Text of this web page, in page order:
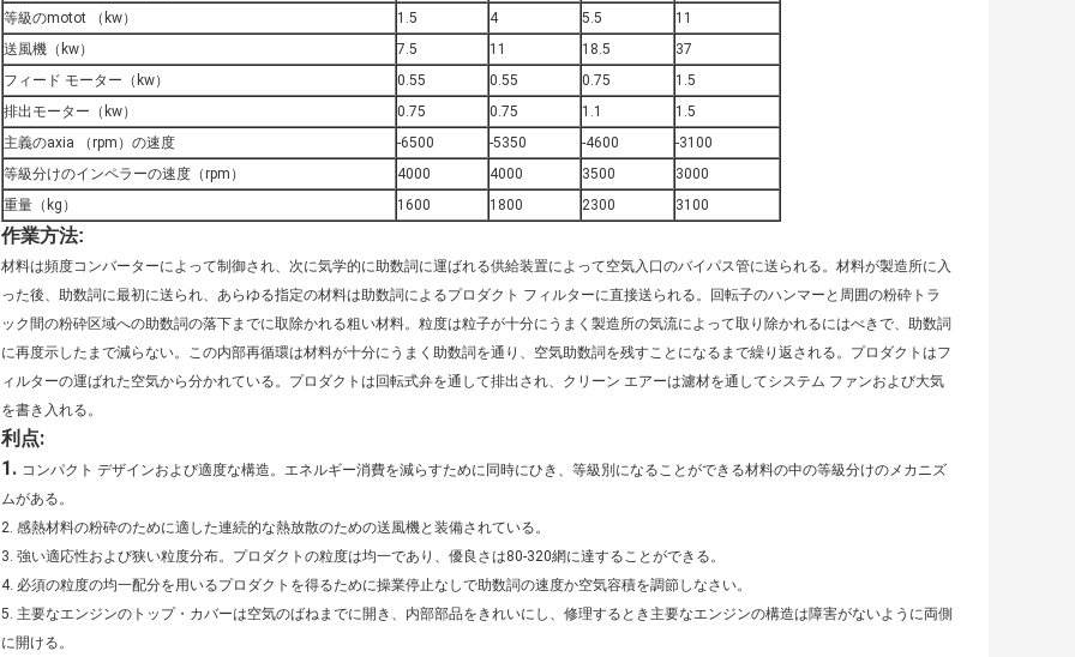
等級のmotot （kw）
1.5 4 5.5
11
送風機（kw）
7.5 11 18.5
37
フィード モーター（kw）
0.55 0.55 0.75
1.5
排出モーター（kw）
0.75 0.75 1.1
1.5
主義のaxia （rpm）の速度
-6500 -5350 -4600
-3100
等級分けのインペラーの速度（rpm）
4000 4000 3500
3000
重量（kg）
1600 1800 2300 3100
作業方法:
材料は頻度コンバーターによって制御され、次に気学的に助数詞に運ばれる供給装置によって空気入口のバイパス管に送られる。材料が製造所に入
った後、助数詞に最初に送られ、あらゆる指定の材料は助数詞によるプロダクト フィルターに直接送られる。回転子のハンマーと周囲の粉砕トラ
ック間の粉砕区域への助数詞の落下までに取除かれる粗い材料。粒度は粒子が十分にうまく製造所の気流によって取り除かれるにはべきで、助数詞
に再度示したまで減らない。この内部再循環は材料が十分にうまく助数詞を通り、空気助数詞を残すことになるまで繰り返される。プロダクトはフ
ィルターの運ばれた空気から分かれている。プロダクトは回転式弁を通して排出され、クリーン エアーは濾材を通してシステム ファンおよび大気
を書き入れる。
利点:
1. コンパクト デザインおよび適度な構造。エネルギー消費を減らすために同時にひき、等級別になることができる材料の中の等級分けのメカニズ
ムがある。
2. 感熱材料の粉砕のために適した連続的な熱放散のための送風機と装備されている。
3. 強い適応性および狭い粒度分布。プロダクトの粒度は均一であり、優良さは80-320網に達することができる。
4. 必須の粒度の均一配分を用いるプロダクトを得るために操業停止なしで助数詞の速度か空気容積を調節しなさい。
5. 主要なエンジンのトップ・カバーは空気のばねまでに開き、内部部品をきれいにし、修理するとき主要なエンジンの構造は障害がないように両側
に開ける。